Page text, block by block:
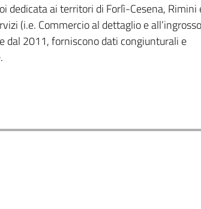
dedicata ai territori di Forlì-Cesena, Rimini
(i.e. Commercio al dettaglio e
dal 2011, forniscono dati congiunturali e